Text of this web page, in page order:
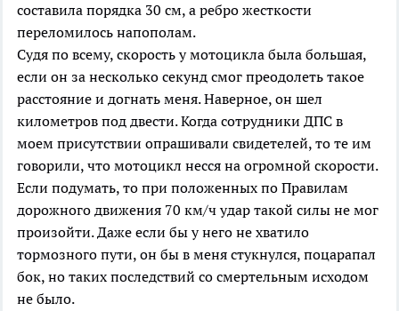
составила порядка 30 см, а ребро жесткости
переломилось напополам.
Судя по всему, скорость у мотоцикла была большая,
если он за несколько секунд смог преодолеть такое
расстояние и догнать меня. Наверное, он шел
километров под двести. Когда сотрудники ДПС в
моем присутствии опрашивали свидетелей, то те им
говорили, что мотоцикл несся на огромной скорости.
Если подумать, то при положенных по Правилам
дорожного движения 70 км/ч удар такой силы не мог
произойти. Даже если бы у него не хватило
тормозного пути, он бы в меня стукнулся, поцарапал
бок, но таких последствий со смертельным исходом
не было.